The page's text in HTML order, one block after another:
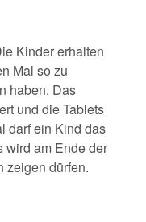
Kinder erhalten
Mal so zu
haben. Das
und die Tablets
darf ein Kind das
wird am Ende der
zeigen dürfen.